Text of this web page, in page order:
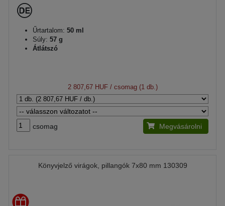
Űrtartalom: 50 ml
Súly: 57 g
Átlátszó
2 807,67 HUF/ csomag (1 db.)
csomag Megvásárolni
Könyvjelző virágok, pillangók 7x80 mm 130309